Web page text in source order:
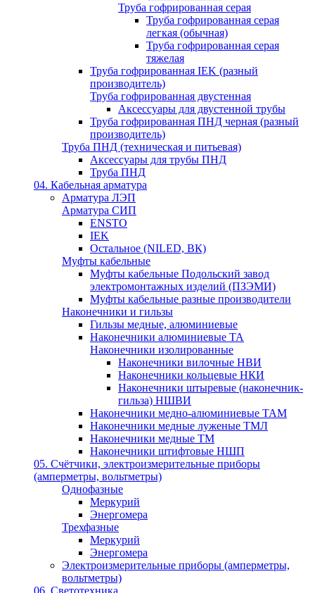
Труба гофрированная серая
Труба гофрированная серая
легкая (обычная)
Труба гофрированная серая
тяжелая
Труба гофрированная IEK (разный
производитель)
Труба гофрированная двустенная
Аксессуары для двустенной трубы
Труба гофрированная ПНД черная (разный
производитель)
Труба ПНД (техническая и питьевая)
Аксессуары для трубы ПНД
Труба ПНД
04. Кабельная арматура
Арматура ЛЭП
Арматура СИП
ENSTO
IEK
Остальное (NILED, ВК)
Муфты кабельные
Муфты кабельные Подольский завод
электромонтажных изделий (ПЗЭМИ)
Муфты кабельные разные производители
Наконечники и гильзы
Гильзы медные, алюминиевые
Наконечники алюминиевые ТА
Наконечники изолированные
Наконечники вилочные НВИ
Наконечники кольцевые НКИ
Наконечники штыревые (наконечник-
гильза) НШВИ
Наконечники медно-алюминиевые ТАМ
Наконечники медные луженые ТМЛ
Наконечники медные ТМ
Наконечники штифтовые НШП
05. Счётчики, электроизмерительные приборы
(амперметры, вольтметры)
Однофазные
Меркурий
Энергомера
Трехфазные
Меркурий
Энергомера
Электроизмерительные приборы (амперметры,
вольтметры)
06. Светотехника